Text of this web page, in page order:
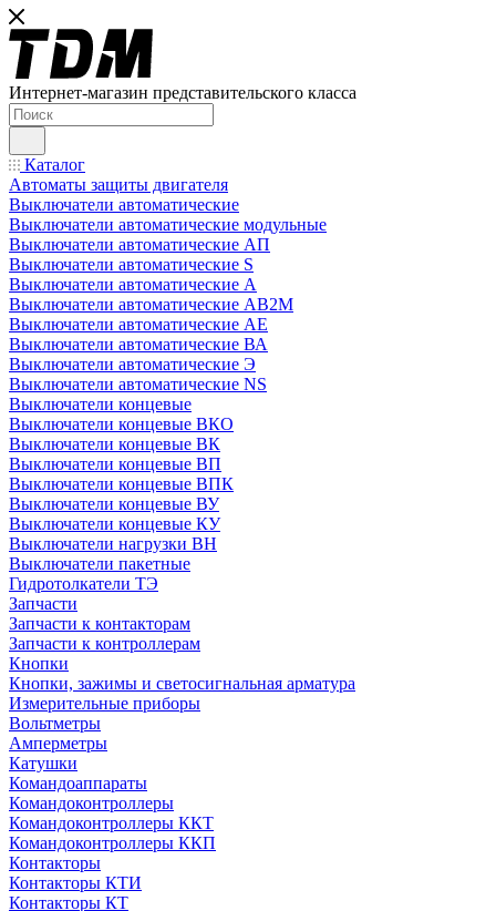
Интернет-магазин представительского класса
Каталог
Автоматы защиты двигателя
Выключатели автоматические
Выключатели автоматические модульные
Выключатели автоматические АП
Выключатели автоматические S
Выключатели автоматические А
Выключатели автоматические АВ2М
Выключатели автоматические АЕ
Выключатели автоматические ВА
Выключатели автоматические Э
Выключатели автоматические NS
Выключатели концевые
Выключатели концевые ВКО
Выключатели концевые ВК
Выключатели концевые ВП
Выключатели концевые ВПК
Выключатели концевые ВУ
Выключатели концевые КУ
Выключатели нагрузки ВН
Выключатели пакетные
Гидротолкатели ТЭ
Запчасти
Запчасти к контакторам
Запчасти к контроллерам
Кнопки
Кнопки, зажимы и светосигнальная арматура
Измерительные приборы
Вольтметры
Амперметры
Катушки
Командоаппараты
Командоконтроллеры
Командоконтроллеры ККТ
Командоконтроллеры ККП
Контакторы
Контакторы КТИ
Контакторы КТ